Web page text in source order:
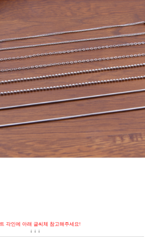
각인에 아래 글씨체 참고해주세요!
↓ ↓ ↓